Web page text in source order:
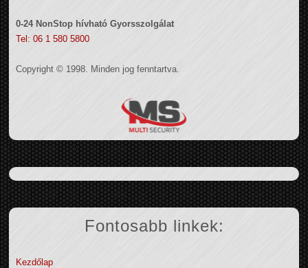
0-24 NonStop hívható Gyorsszolgálat
Tel: 06 1 580 5800
Copyright © 1998. Minden jog fenntartva.
Fontosabb linkek:
Kezdőlap